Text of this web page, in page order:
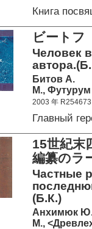
Книга
ビート
Человек
Битов А.
М.,
2003 年 R254673
Главный
15世紀末
編纂のラ
Частные
(Б.К.)
Анхимюк
М.,